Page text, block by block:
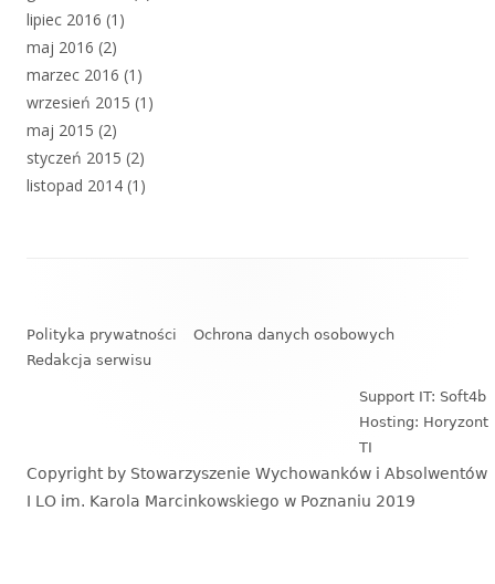
lipiec 2016 (1)
maj 2016 (2)
marzec 2016 (1)
wrzesień 2015 (1)
maj 2015 (2)
styczeń 2015 (2)
listopad 2014 (1)
stopki
Polityka prywatności
Ochrona danych osobowych
Redakcja serwisu
Support IT: Soft4b
Hosting: Horyzont
TI
Copyright by Stowarzyszenie Wychowanków i Absolwentów
I LO im. Karola Marcinkowskiego w Poznaniu 2019